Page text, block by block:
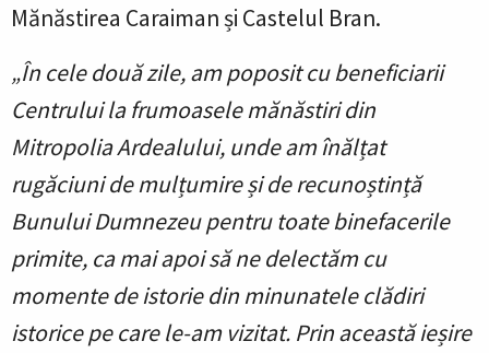
Mănăstirea Caraiman și Castelul Bran.
„În cele două zile, am poposit cu beneficiarii
Centrului la frumoasele mănăstiri din
Mitropolia Ardealului, unde am înălțat
rugăciuni de mulțumire și de recunoștință
Bunului Dumnezeu pentru toate binefacerile
primite, ca mai apoi să ne delectăm cu
momente de istorie din minunatele clădiri
istorice pe care le-am vizitat. Prin această ieșire